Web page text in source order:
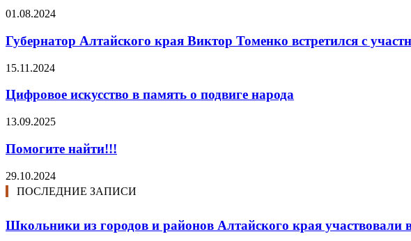
01.08.2024
Губернатор Алтайского края Виктор Томенко встретился с
15.11.2024
Цифровое искусство в память о подвиге народа
13.09.2025
Помогите найти!!!
29.10.2024
ПОСЛЕДНИЕ ЗАПИСИ
Школьники из городов и районов Алтайского края участвовали